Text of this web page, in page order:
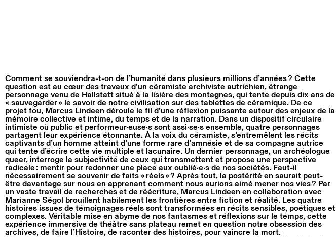
Comment se souviendra-t-on de l’humanité dans plusieurs millions d’années ? Cette
question est au cœur des travaux d’un céramiste archiviste autrichien, étrange
personnage venu de Hallstatt situé à la lisière des montagnes, qui tente depuis dix ans de
« sauvegarder » le savoir de notre civilisation sur des tablettes de céramique. De ce
projet fou, Marcus Lindeen déroule le fil d’une réflexion puissante autour des enjeux de la
mémoire collective et intime, du temps et de la narration. Dans un dispositif circulaire
intimiste où public et performeur·euse·s sont assi·se·s ensemble, quatre personnages
partagent leur expérience étonnante. À la voix du céramiste, s’entremêlent les récits
captivants d’un homme atteint d’une forme rare d’amnésie et de sa compagne autrice
qui tente d’écrire cette vie multiple et lacunaire. Un dernier personnage, un archéologue
queer, interroge la subjectivité de ceux qui transmettent et propose une perspective
radicale : mentir pour redonner une place aux oublié·e·s de nos sociétés. Faut-il
nécessairement se souvenir de faits « réels » ? Après tout, la postérité en saurait peut-
être davantage sur nous en apprenant comment nous aurions aimé mener nos vies ? Par
un vaste travail de recherches et de réécriture, Marcus Lindeen en collaboration avec
Marianne Ségol brouillent habilement les frontières entre fiction et réalité. Les quatre
histoires issues de témoignages réels sont transformées en récits sensibles, poétiques et
complexes. Véritable mise en abyme de nos fantasmes et réflexions sur le temps, cette
expérience immersive de théâtre sans plateau remet en question notre obsession des
archives, de faire l’Histoire, de raconter des histoires, pour vaincre la mort.